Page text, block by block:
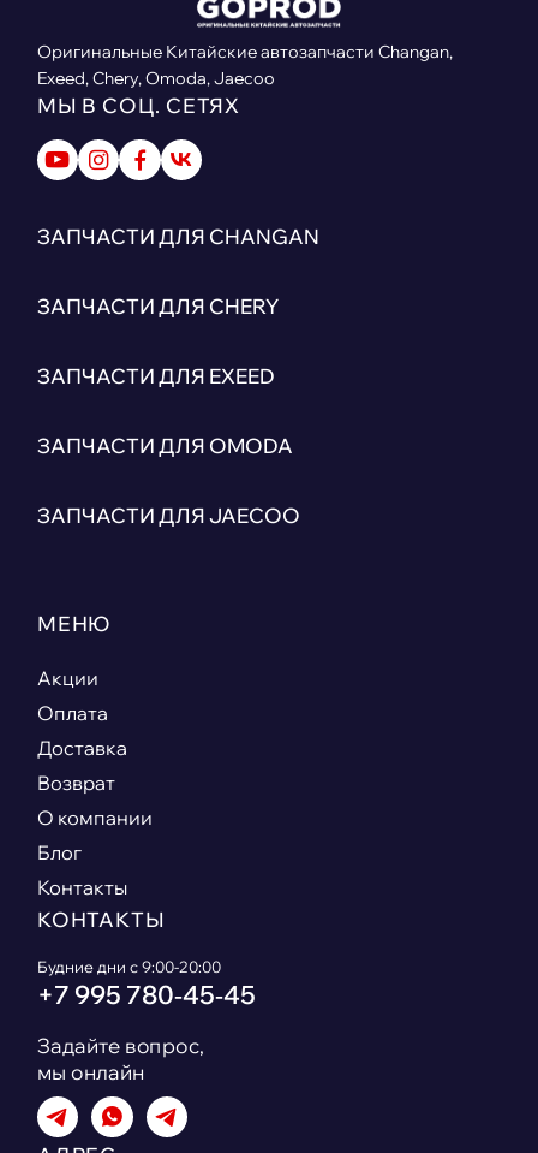
Оригинальные Китайские автозапчасти Changan,
Exeed, Chery, Omoda, Jaecoo
МЫ В СОЦ. СЕТЯХ
ЗАПЧАСТИ ДЛЯ CHANGAN
ЗАПЧАСТИ ДЛЯ CHERY
ЗАПЧАСТИ ДЛЯ EXEED
ЗАПЧАСТИ ДЛЯ OMODA
ЗАПЧАСТИ ДЛЯ JAECOO
МЕНЮ
Акции
Оплата
Доставка
Возврат
О компании
Блог
Контакты
КОНТАКТЫ
Будние дни с 9:00-20:00
+7 995 780‑45‑45
Задайте вопрос,
мы онлайн